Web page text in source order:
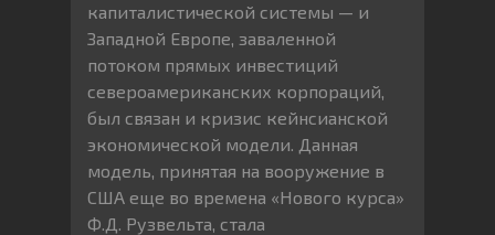
капиталистической системы — и
Западной Европе, заваленной
потоком прямых инвестиций
североамериканских корпораций,
был связан и кризис кейнсианской
экономической модели. Данная
модель, принятая на вооружение в
США еще во времена «Нового курса»
Ф.Д. Рузвельта, стала